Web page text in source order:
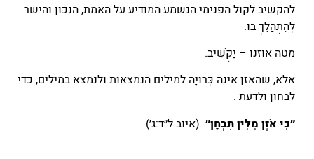
להקשיב לקול הפנימי הנשמע המודיע על האמת, הנכון והישר
לְהִתְהַלֵּךְ בו.
מטה אוזנו – יַקְשִׁיב.
אלא, שהאזן אינה כְּרוּיָה למילים הנמצאות ולנמצא במילים, כדי
לבחון ולדעת .
״כִּי אֹזֶן מִלִּין תִּבְחָן״ (איוב ל״ד:ג׳)